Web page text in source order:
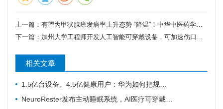
上一篇： 有望为甲状腺癌发病率上升态势 “降温”！中华中医药学会这一诊疗指南发布
下一篇： 加州大学工程师开发人工智能可穿戴设备，可加速伤口愈合
相关文章
1.5亿台设备、4.5亿健康用户：华为如何把规模变成数据
NeuroRester发布主动睡眠系统，AI医疗可穿戴从记录走向反馈